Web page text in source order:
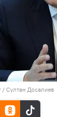
Султан Досалиев